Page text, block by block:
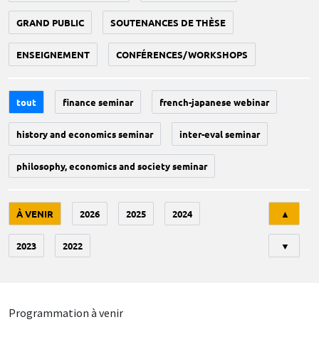
GRAND PUBLIC SOUTENANCES DE THÈSE
ENSEIGNEMENT CONFÉRENCES/WORKSHOPS
tout finance seminar french-japanese webinar
history and economics seminar inter-eval seminar
philosophy, economics and society seminar
À VENIR 2026 2025 2024
2023 2022
▲
▼
Programmation à venir